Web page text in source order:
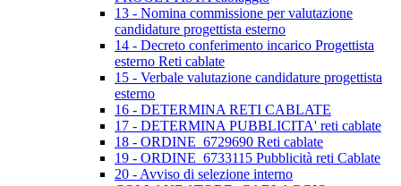
13 - Nomina commissione per valutazione
candidature progettista esterno
14 - Decreto conferimento incarico Progettista
esterno Reti cablate
15 - Verbale valutazione candidature progettista
esterno
16 - DETERMINA RETI CABLATE
17 - DETERMINA PUBBLICITA' reti cablate
18 - ORDINE_6729690 Reti cablate
19 - ORDINE_6733115 Pubblicità reti Cablate
20 - Avviso di selezione interno